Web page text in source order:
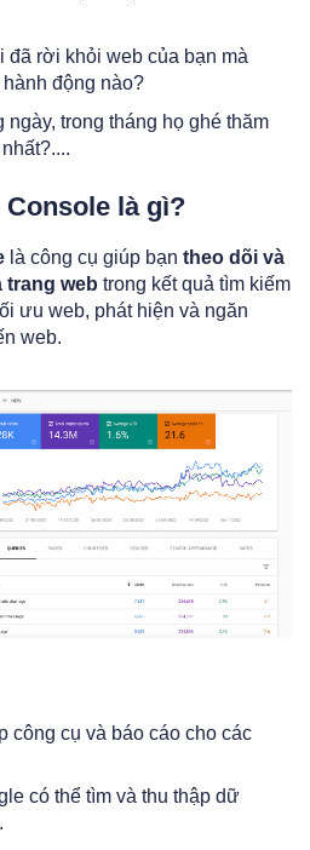
rời khỏi web của bạn mà
động nào?
trong tháng họ ghé thăm
Console là gì?
là công cụ giúp bạn theo dõi và
trang web trong kết quả tìm kiếm
ưu web, phát hiện và ngăn
web.
công cụ và báo cáo cho các
có thể tìm và thu thập dữ